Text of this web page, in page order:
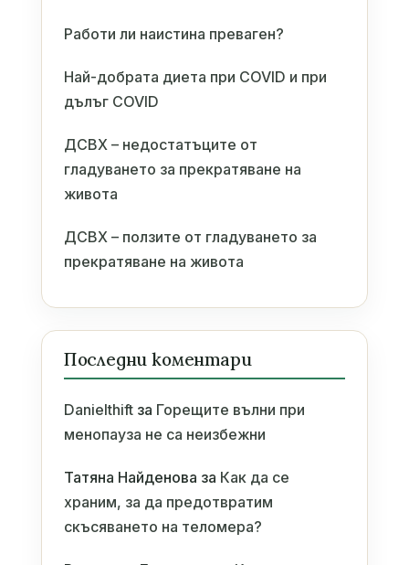
Работи ли наистина преваген?
Най-добрата диета при COVID и при
дълъг COVID
ДСВХ – недостатъците от
гладуването за прекратяване на
живота
ДСВХ – ползите от гладуването за
прекратяване на живота
Последни коментари
Danielthiftза Горещите вълни при
менопауза не са неизбежни
Татяна Найденова за Как да се
храним, за да предотвратим
скъсяването на теломера?